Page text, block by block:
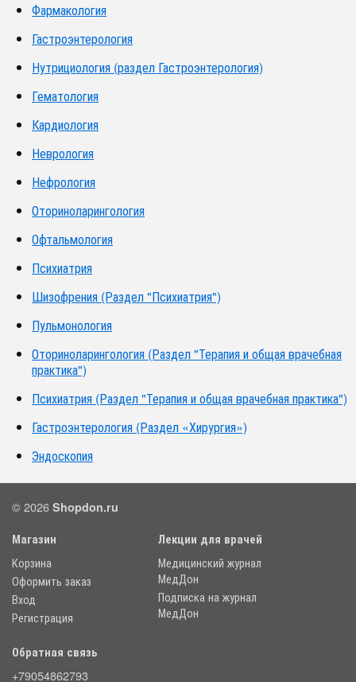
Фармакология
Гастроэнтерология
Нутрициология (раздел Гастроэнтерология)
Гематология
Кардиология
Неврология
Нефрология
Оториноларингология
Офтальмология
Психиатрия
Шизофрения (Раздел "Психиатрия")
Пульмонология
Оториноларингология (Раздел "Терапия и общая врачебная
практика")
Психиатрия (Раздел "Терапия и общая врачебная практика")
Гастроэнтерология (Раздел «Хирургия»)
Эндоскопия
© 2026 Shopdon.ru
Магазин
Корзина
Оформить заказ
Вход
Регистрация
Лекции для врачей
Медицинский журнал
МедДон
Подписка на журнал
МедДон
Обратная связь
+79054862793